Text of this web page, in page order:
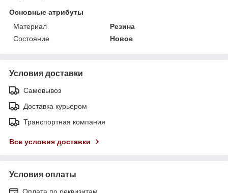
Основные атрибуты
Материал
Резина
Состояние
Новое
Условия доставки
Самовывоз
Доставка курьером
Транспортная компания
Все условия доставки
Условия оплаты
Оплата по реквизитам